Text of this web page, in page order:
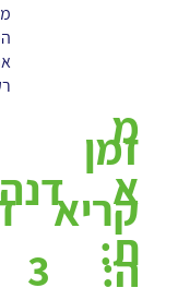
דנה
מ
א
ת:
זמן
קריא
ה:
3